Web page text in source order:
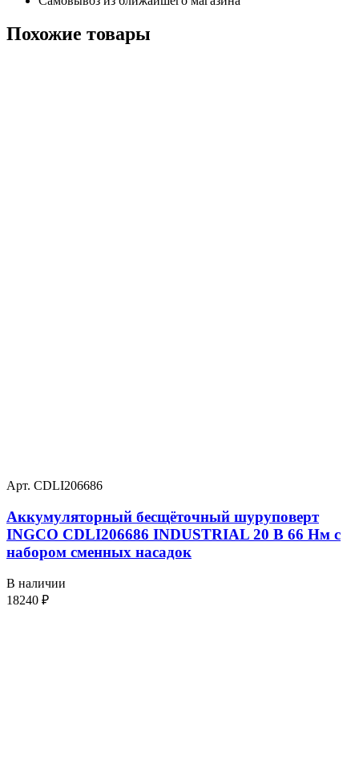
Похожие товары
Арт. CDLI206686
Аккумуляторный бесщёточный шуруповерт
INGCO CDLI206686 INDUSTRIAL 20 В 66 Нм с
набором сменных насадок
В наличии
18240 ₽